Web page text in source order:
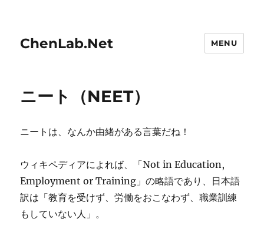
ChenLab.Net MENU
ニート（NEET）
ニートは、なんか由緒がある言葉だね！
ウィキペディアによれば、「Not in Education,
Employment or Training」の略語であり、日本語
訳は「教育を受けず、労働をおこなわず、職業訓練
もしていない人」。